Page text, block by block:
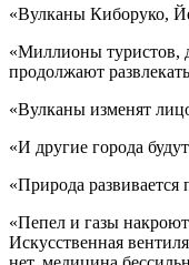
«Вулканы Киборуко,
«Миллионы туристов,
продолжают
«Вулканы изменят
«И другие города
«Природа развивается
«Пепел и газы
Искусственная